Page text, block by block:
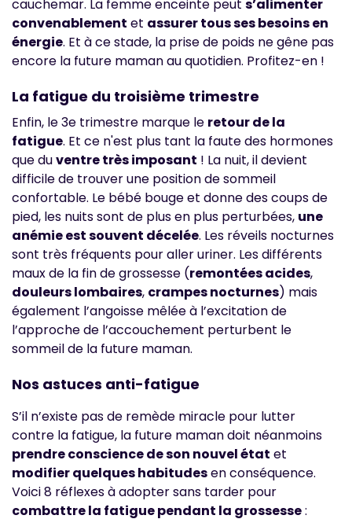
cauchemar. La femme enceinte peut s’alimenter
convenablement et assurer tous ses besoins en
énergie. Et à ce stade, la prise de poids ne gêne pas
encore la future maman au quotidien. Profitez-en !
La fatigue du troisième trimestre
Enfin, le 3e trimestre marque le retour de la
fatigue. Et ce n'est plus tant la faute des hormones
que duventre très imposant ! La nuit, il devient
difficile de trouver une position de sommeil
confortable. Le bébé bouge et donne des coups de
pied, les nuits sont de plus en plus perturbées, une
anémie est souvent décelée. Les réveils nocturnes
sont très fréquents pour aller uriner. Les différents
maux de la fin de grossesse (remontées acides,
douleurs lombaires, crampes nocturnes) mais
également l’angoisse mêlée à l’excitation de
l’approche de l’accouchement perturbent le
sommeil de la future maman.
Nos astuces anti-fatigue
S’il n’existe pas de remède miracle pour lutter
contre la fatigue, la future maman doit néanmoins
prendre conscience de son nouvel état et
modifier quelques habitudesen conséquence.
Voici 8 réflexes à adopter sans tarder pour
combattre la fatigue pendant la grossesse: